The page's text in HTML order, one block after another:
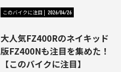
このバイクに注目 2026/04/26
大人気FZ400Rのネイキッド
版FZ400Nも注目を集めた！
【このバイクに注目】